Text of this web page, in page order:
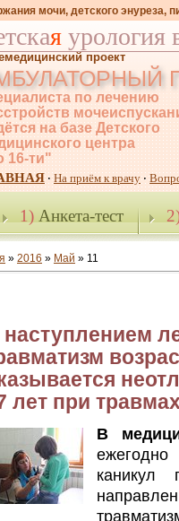
мочи, детского энуреза,
я урология
проект
по лечению
на базе Детского
центра
16-ти"
· На приём к врачу ·
1)Анкета-тест
» 2016 » Май » 11
лет при
В
ежегодно
каникул